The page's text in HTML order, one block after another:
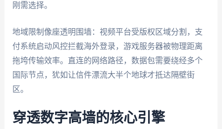
刚需选择。
地域限制像座透明围墙：视频平台受版权区域分割，支
付系统启动风控拦截海外登录，游戏服务器被物理距离
拖垮传输效率。直连的网络路径，数据包需要绕经多个
国际节点，犹如让信件漂流大半个地球才抵达隔壁街
区。
穿透数字高墙的核心引擎